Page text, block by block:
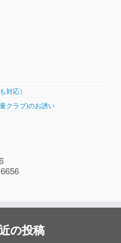
対応）
クラブ)のお誘い
の投稿